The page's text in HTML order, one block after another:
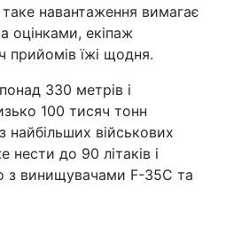
таке навантаження вимагає
оцінками, екіпаж
прийомів їжі щодня.
330 метрів і
100 тисяч тонн
найбільших військових
нести до 90 літаків і
з винищувачами F-35C та